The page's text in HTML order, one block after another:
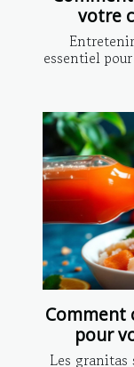
votre
essentiel
Comment
pour
Les